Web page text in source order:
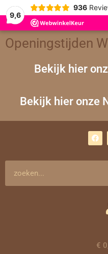
9,6
936
Openingstijden
Bekijk hier
Bekijk hier onze
a
c
€
op